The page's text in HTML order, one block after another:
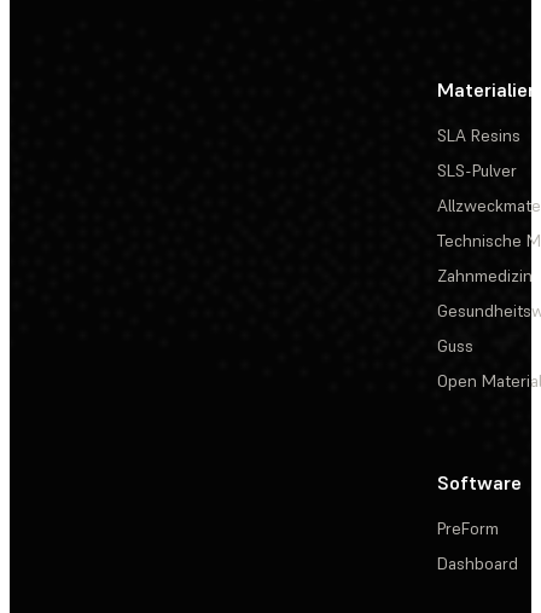
Materialien
SLA Resins
SLS-Pulver
Technische
Zahnmedizin
Guss
Open
Software
PreForm
Dashboard